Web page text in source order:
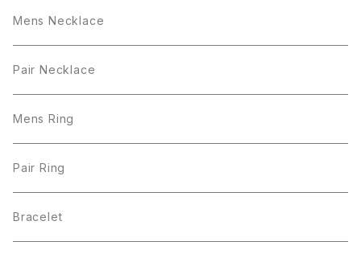
Mens Necklace
Pair Necklace
Mens Ring
Pair Ring
Bracelet